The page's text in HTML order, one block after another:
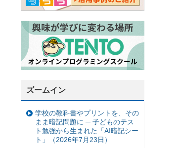
ズームイン
学校の教科書やプリントを、その
まま暗記問題に ─ 子どものテス
ト勉強から生まれた「AI暗記シー
ト」（2026年7月23日）